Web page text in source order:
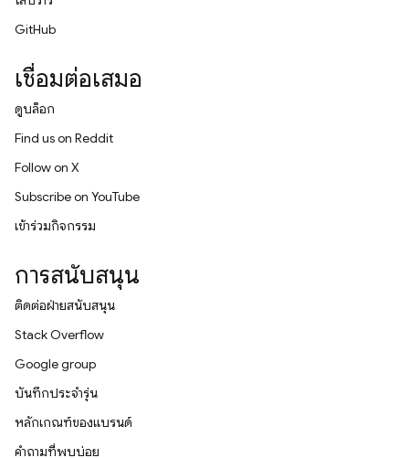
GitHub
เชื่อมต่อเสมอ
ดูบล็อก
Find us on Reddit
Follow on X
Subscribe on YouTube
เข้าร่วมกิจกรรม
การสนับสนุน
ติดต่อฝ่ายสนับสนุน
Stack Overflow
Google group
บันทึกประจำรุ่น
หลักเกณฑ์ของแบรนด์
คำถามที่พบบ่อย